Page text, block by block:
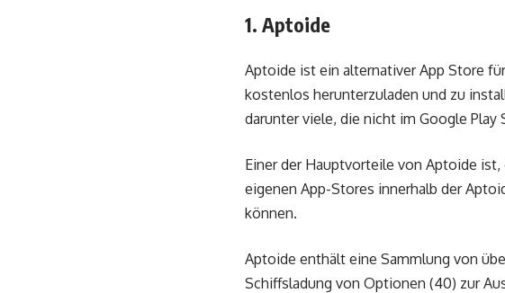
1. Aptoide
Aptoide ist ein alternativer App Store
kostenlos herunterzuladen und zu
darunter viele, die nicht im Google Play
Einer der Hauptvorteile von Aptoide
eigenen App-Stores innerhalb der
können.
Aptoide enthält eine Sammlung von
Schiffsladung von Optionen (40) zur